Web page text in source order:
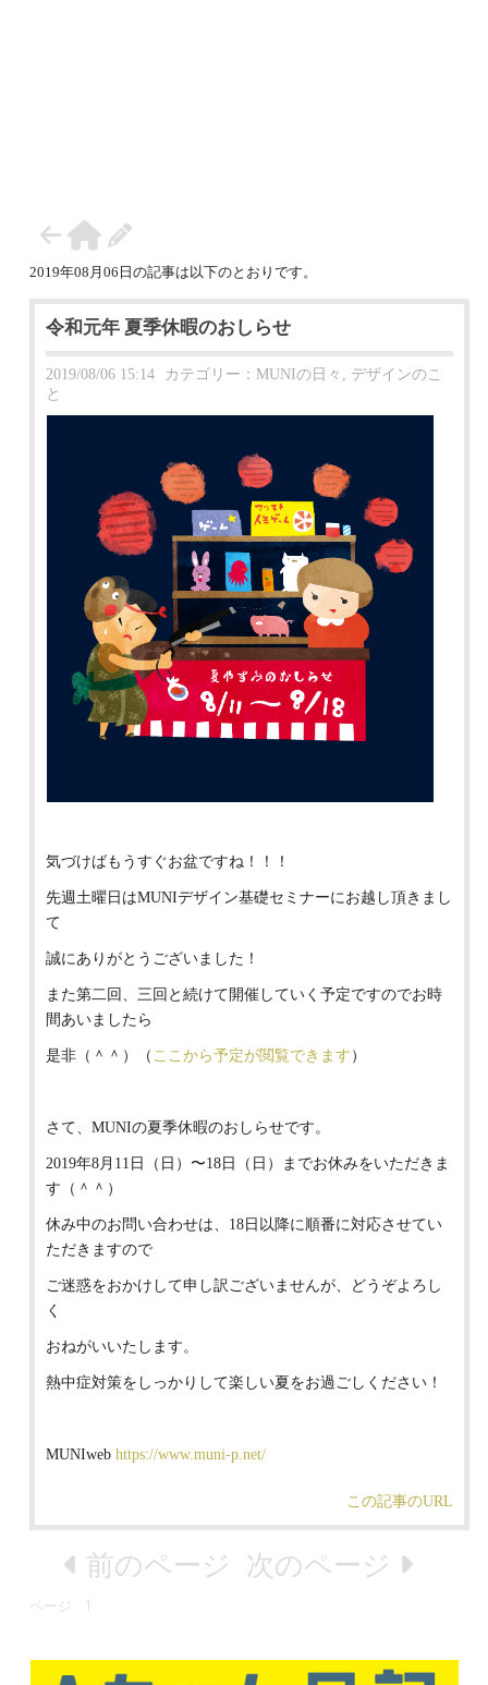
2019年08月06日の記事は以下のとおりです。
令和元年 夏季休暇のおしらせ
2019/08/06 15:14 カテゴリー： MUNIの日々
デザインのこ
と
気づけばもうすぐお盆ですね！！！
先週土曜日はMUNIデザイン基礎セミナーにお越し頂きまし
て
誠にありがとうございました！
また第二回、三回と続けて開催していく予定ですのでお時
間あいましたら
是非（＾＾）（ ここから予定が閲覧できます ）
さて、MUNIの夏季休暇のおしらせです。
2019年8月11日（日）〜18日（日）までお休みをいただきま
す（＾＾）
休み中のお問い合わせは、18日以降に順番に対応させてい
ただきますので
ご迷惑をおかけして申し訳ございませんが、どうぞよろし
く
おねがいいたします。
熱中症対策をしっかりして楽しい夏をお過ごしください！
MUNIweb https://www.muni-p.net/
この記事のURL
前のページ 次のページ
ページ 1